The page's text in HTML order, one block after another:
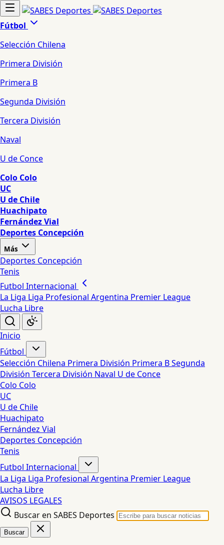
Fútbol
Selección Chilena
Primera División
Primera B
Segunda División
Tercera División
Naval
U de Conce
Colo Colo
UC
U de Chile
Huachipato
Fernández Vial
Deportes Concepción
Más
Deportes Concepción
Tenis
Futbol Internacional
La Liga Liga Profesional Argentina Premier League
Lucha Libre
Inicio
Fútbol
Selección Chilena Primera División Primera BSegunda
División Tercera División Naval U de Conce
Colo Colo
UC
U de Chile
Huachipato
Fernández Vial
Deportes Concepción
Tenis
Futbol Internacional
La Liga Liga Profesional Argentina Premier League
Lucha Libre
AVISOS LEGALES
Buscar en SABES Deportes
Buscar